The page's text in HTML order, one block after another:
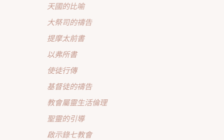
天國的比喻
大祭司的禱告
提摩太前書
以弗所書
使徒行傳
基督徒的禱告
教會屬靈生活倫理
聖靈的引導
啟示錄七教會